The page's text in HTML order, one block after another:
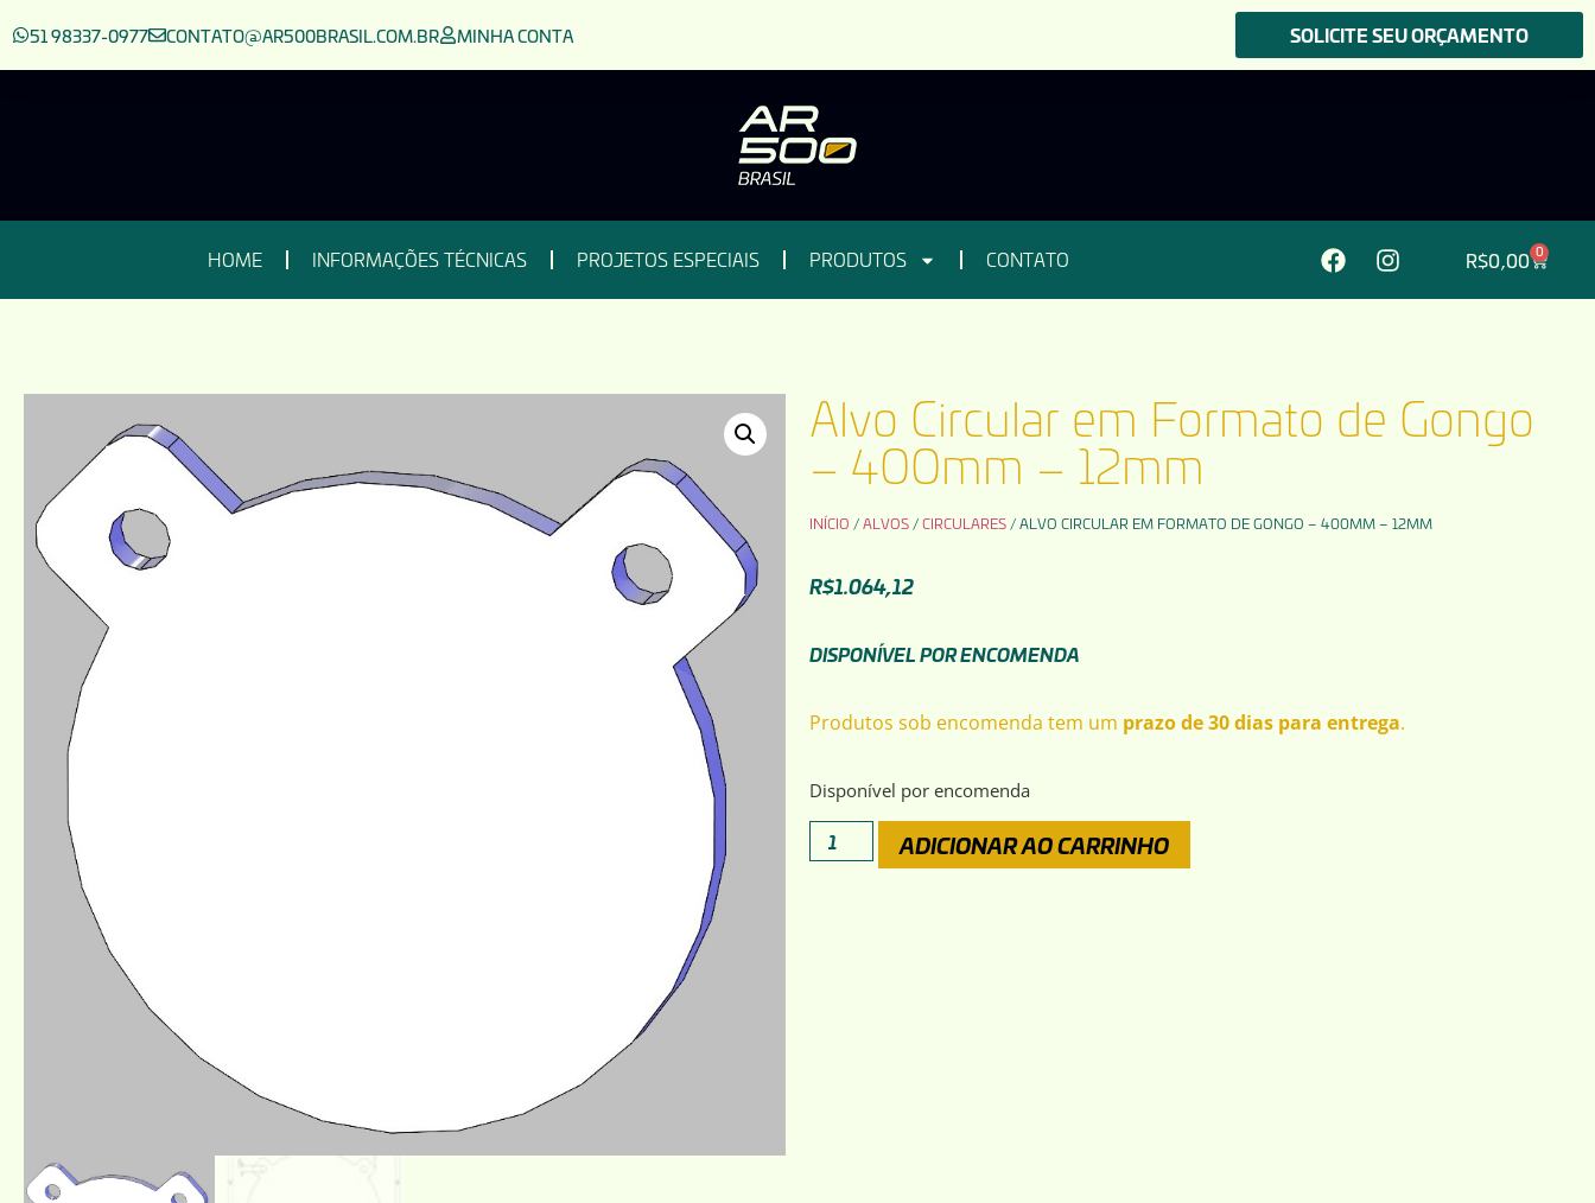
51 98337-0977 CONTATO@AR500BRASIL.COM.BR MINHA CONTA SOLICITE SEU ORÇAMENTO
HOME INFORMAÇÕES TÉCNICAS PROJETOS ESPECIAIS PRODUTOS CONTATO R$0,00 0
Alvo Circular em Formato de Gongo
– 400mm – 12mm
INÍCIO /ALVOS /CIRCULARES / ALVO CIRCULAR EM FORMATO DE GONGO – 400MM – 12MM
R$1.064,12
DISPONÍVEL POR ENCOMENDA
Produtos sob encomenda tem um prazo de 30 dias para entrega.
Disponível por encomenda
ADICIONAR AO CARRINHO